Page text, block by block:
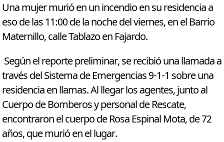
Una mujer murió en un incendio en su residencia a
eso de las 11:00 de la noche del viernes, en el Barrio
Maternillo, calle Tablazo en Fajardo.
Según el reporte preliminar, se recibió una llamada a
través del Sistema de Emergencias 9-1-1 sobre una
residencia en llamas. Al llegar los agentes, junto al
Cuerpo de Bomberos y personal de Rescate,
encontraron el cuerpo de Rosa Espinal Mota, de 72
años, que murió en el lugar.